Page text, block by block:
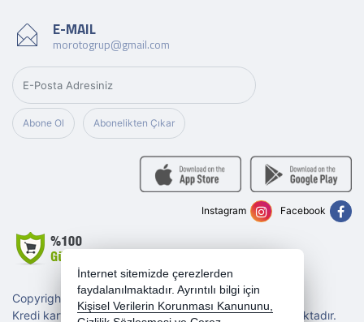
E-MAIL
morotogrup@gmail.com
Abone Ol Abonelikten Çıkar
Copyright 2026 morotogrup.com - Tüm hakları saklıdır.
Kredi kartı bilgileriniz 256bit SSL sertifikası ile korunmaktadır.
Facebook
Instagram
İnternet sitemizde çerezlerden
faydalanılmaktadır. Ayrıntılı bilgi için
Kişisel Verilerin Korunması Kanununu,